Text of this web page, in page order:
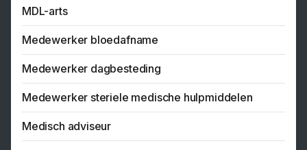
MDL-arts
Medewerker bloedafname
Medewerker dagbesteding
Medewerker steriele medische hulpmiddelen
Medisch adviseur